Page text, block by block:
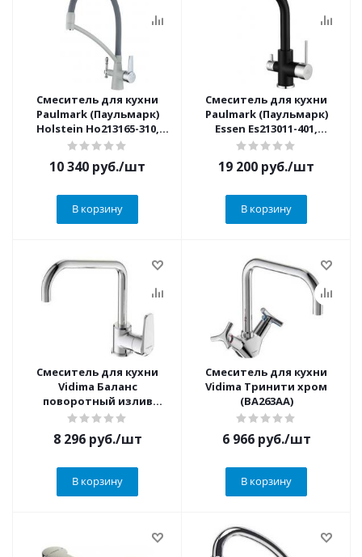
Смеситель для кухни
Paulmark (Паульмарк)
Holstein Ho213165-310,
серый
10 340 руб./шт
В корзину
Смеситель для кухни
Paulmark (Паульмарк)
Essen Es213011-401,
антрацит
19 200 руб./шт
В корзину
Смеситель для кухни
Vidima Баланс
поворотный излив
180мм хром (BA269AA)
8 296руб./шт
В корзину
Смеситель для кухни
Vidima Тринити хром
(BA263AA)
6 966руб./шт
В корзину